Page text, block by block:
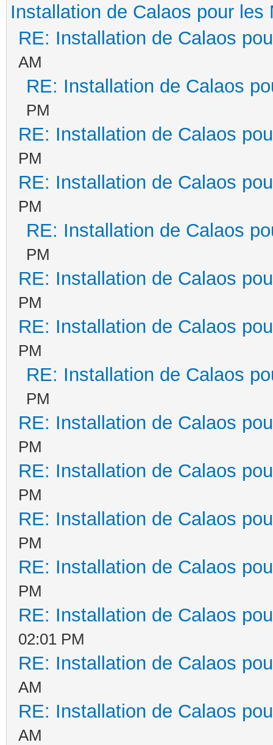
Installation de Calaos pour les
RE: Installation de Calaos
AM
RE: Installation de Calaos
PM
RE: Installation de Calaos
PM
RE: Installation de Calaos
PM
RE: Installation de Calaos
PM
RE: Installation de Calaos
PM
RE: Installation de Calaos
PM
RE: Installation de Calaos
PM
RE: Installation de Calaos
PM
RE: Installation de Calaos
PM
RE: Installation de Calaos
PM
RE: Installation de Calaos
PM
RE: Installation de Calaos
02:01 PM
RE: Installation de Calaos
AM
RE: Installation de Calaos
AM